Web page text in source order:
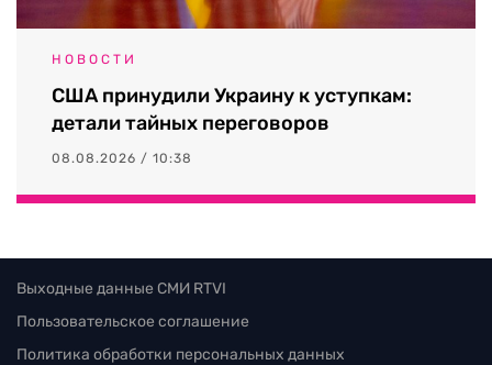
НОВОСТИ
США принудили Украину к уступкам:
детали тайных переговоров
08.08.2026 / 10:38
Выходные данные СМИ RTVI
Пользовательское соглашение
Политика обработки персональных данных